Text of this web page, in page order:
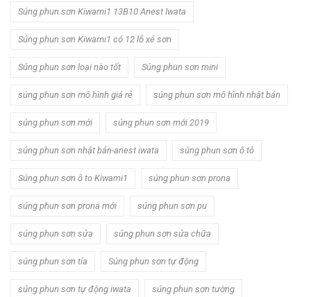
Súng phun sơn Kiwami1 13B10 Anest Iwata
Súng phun sơn Kiwami1 có 12 lỗ xé sơn
Súng phun sơn loại nào tốt Súng phun sơn mini
súng phun sơn mô hình giá rẻ súng phun sơn mô hình nhật bản
súng phun sơn mới súng phun sơn mới 2019
súng phun sơn nhật bản-anest iwata súng phun sơn ô tô
Súng phun sơn ô to Kiwami1 súng phun sơn prona
súng phun sơn prona mới súng phun sơn pu
súng phun sơn sửa súng phun sơn sửa chữa
súng phun sơn tỉa Súng phun sơn tự động
súng phun sơn tự động iwata súng phun sơn tường